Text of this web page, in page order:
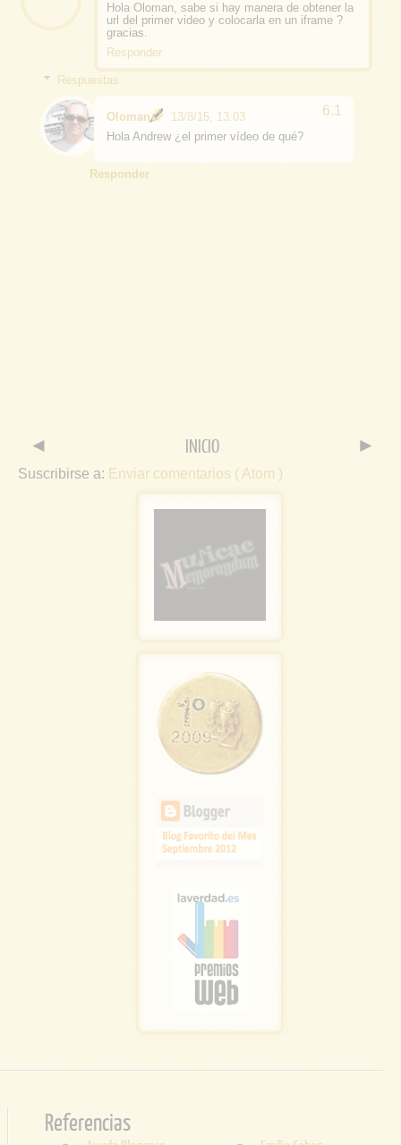
Hola Oloman, sabe si hay manera de obtener la
url del primer video y colocarla en un iframe ?
gracias.
Responder
Respuestas
Oloman
13/8/15, 13:03
Hola Andrew ¿el primer vídeo de qué?
Responder
◄ ►
INICIO
Suscribirse a: Enviar comentarios ( Atom )
Referencias